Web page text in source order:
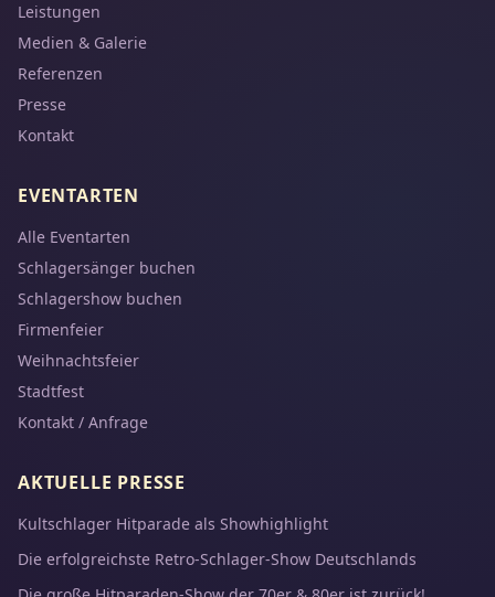
Leistungen
Medien & Galerie
Referenzen
Presse
Kontakt
EVENTARTEN
Alle Eventarten
Schlagersänger buchen
Schlagershow buchen
Firmenfeier
Weihnachtsfeier
Stadtfest
Kontakt / Anfrage
AKTUELLE PRESSE
Kultschlager Hitparade als Showhighlight
Die erfolgreichste Retro-Schlager-Show Deutschlands